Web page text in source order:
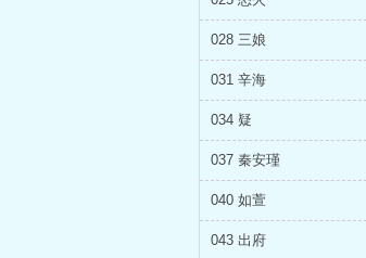
028 三娘
031 辛海
034 疑
037 秦安瑾
040 如萱
043 出府